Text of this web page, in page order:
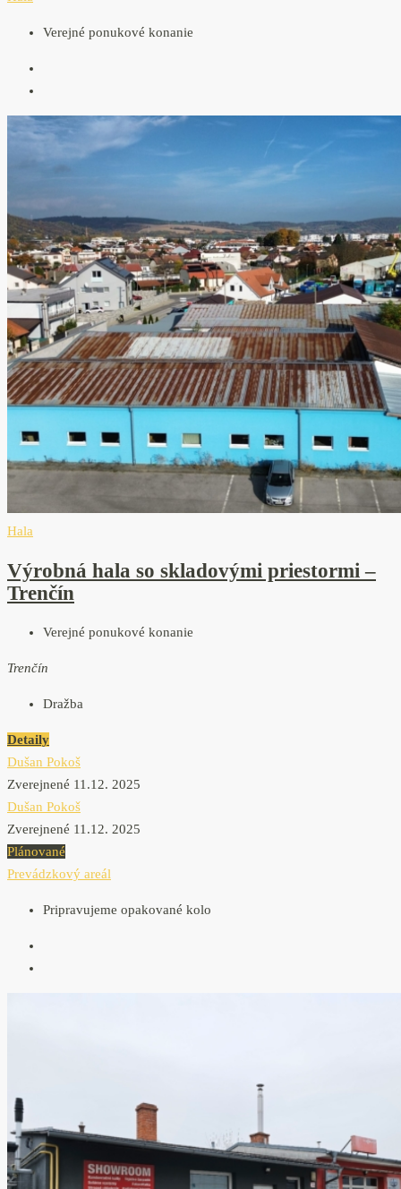
Verejné ponukové konanie
Hala
Výrobná hala so skladovými priestormi –
Trenčín
Verejné ponukové konanie
Trenčín
Dražba
Detaily
Dušan Pokoš
Zverejnené 11.12. 2025
Dušan Pokoš
Zverejnené 11.12. 2025
Plánované
Prevádzkový areál
Pripravujeme opakované kolo